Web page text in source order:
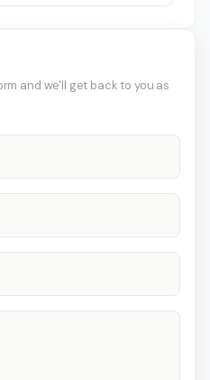
and we'll get back to you as